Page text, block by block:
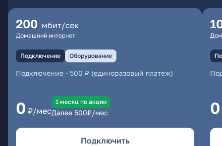
200 мбит/сек
Домашний интернет
Подключение Оборудование
Подключение - 500 ₽ (единоразовый платеж)
0 ₽/мес
1 месяц по акции
Далее 500₽/мес
Подключить
0